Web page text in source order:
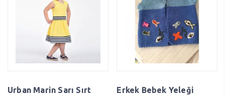
Urban Marin Sarı Sırt
Erkek Bebek Yeleği